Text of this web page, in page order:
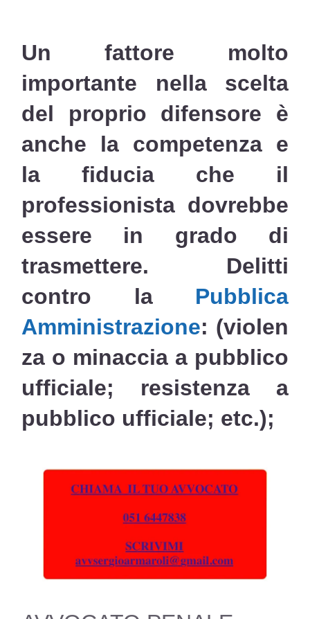
Un fattore molto
importante nella scelta
del proprio difensore è
anche la competenza e
la fiducia che il
professionista dovrebbe
essere in grado di
trasmettere. Delitti
contro la Pubblica
Amministrazione: (violen
za o minaccia a pubblico
ufficiale; resistenza a
pubblico ufficiale; etc.);